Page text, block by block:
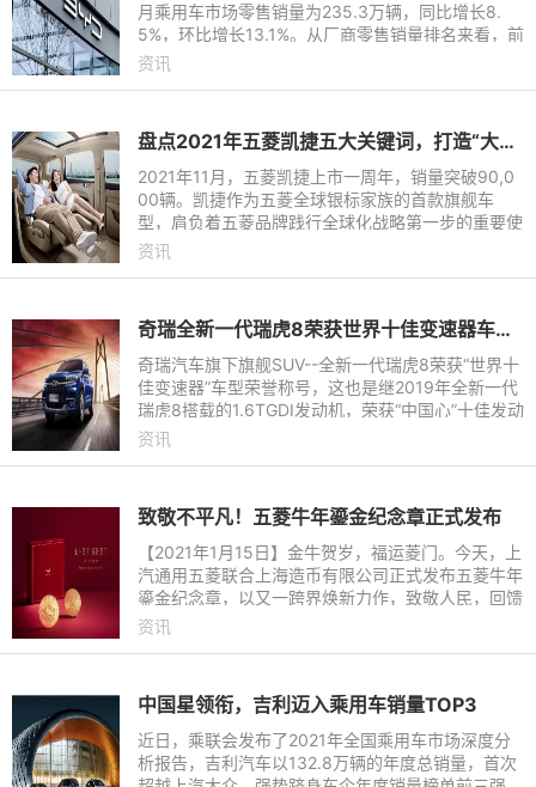
月乘用车市场零售销量为235.3万辆，同比增长8.
5%，环比增长13.1%。从厂商零售销量排名来看，前
十的车企分别为比亚迪、一汽-大众、上汽大众、吉
资讯
盘点2021年五菱凯捷五大关键词，打造“大四座”家用车新风尚
2021年11月，五菱凯捷上市一周年，销量突破90,0
00辆。凯捷作为五菱全球银标家族的首款旗舰车
型，肩负着五菱品牌践行全球化战略第一步的重要使
命。从产品理念至用户服务，凯捷凭借着对用户对关
资讯
奇瑞全新一代瑞虎8荣获世界十佳变速器车型殊荣
奇瑞汽车旗下旗舰SUV--全新一代瑞虎8荣获“世界十
佳变速器”车型荣誉称号，这也是继2019年全新一代
瑞虎8搭载的1.6TGDI发动机，荣获“中国心”十佳发动
机后获得的又一殊荣。自此，全新一代瑞虎8也成为
资讯
致敬不平凡！五菱牛年鎏金纪念章正式发布
【2021年1月15日】金牛贺岁，福运菱门。今天，上
汽通用五菱联合上海造币有限公司正式发布五菱牛年
鎏金纪念章，以又一跨界焕新力作，致敬人民，回馈
用户，纪念不平凡的2020年，携手人民喜迎“牛”
资讯
中国星领衔，吉利迈入乘用车销量TOP3
近日，乘联会发布了2021年全国乘用车市场深度分
析报告，吉利汽车以132.8万辆的年度总销量，首次